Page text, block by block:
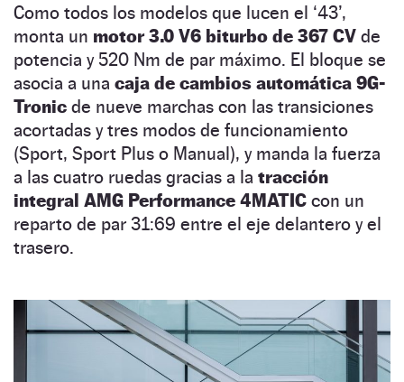
Como todos los modelos que lucen el ‘43’,
monta un motor 3.0 V6 biturbo de 367 CV de
potencia y 520 Nm de par máximo. El bloque se
asocia a una caja de cambios automática 9G-
Tronic de nueve marchas con las transiciones
acortadas y tres modos de funcionamiento
(Sport, Sport Plus o Manual), y manda la fuerza
a las cuatro ruedas gracias a la tracción
integral AMG Performance 4MATIC con un
reparto de par 31:69 entre el eje delantero y el
trasero.